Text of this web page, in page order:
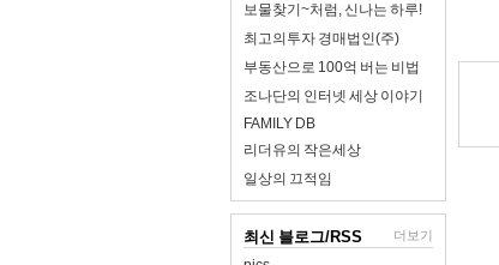
보물찾기~처럼, 신나는 하루!
최고의투자 경매법인(주)
부동산으로 100억 버는 비법
조나단의 인터넷 세상 이야기
FAMILY DB
리더유의 작은세상
일상의 끄적임
최신 블로그/RSS 더보기